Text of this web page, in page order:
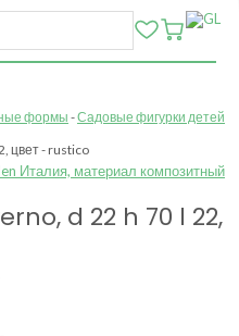
формы Садовые фигурки детей
цвет - rustico
d 22 h 70 l 22,